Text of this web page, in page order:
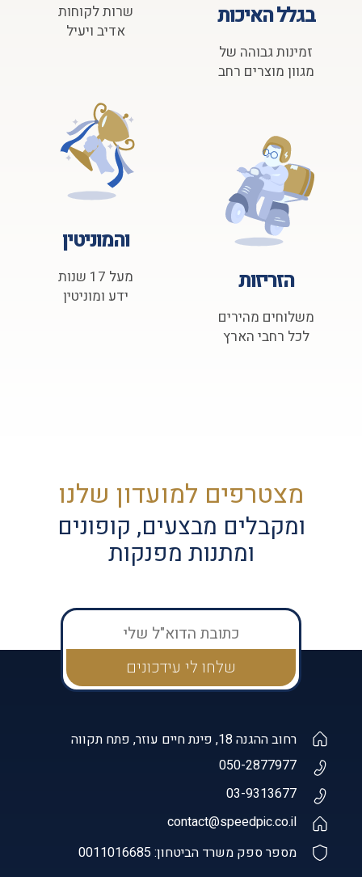
בגלל האיכות
זמינות גבוהה של
מגוון מוצרים רחב
שרות לקוחות
אדיב ויעיל
הזריזות
משלוחים מהירים
לכל רחבי הארץ
והמוניטין
מעל 17 שנות
ידע ומוניטין
מצטרפים למועדון שלנו
ומקבלים מבצעים, קופונים
ומתנות מפנקות
רחוב ההגנה 18, פינת חיים עוזר, פתח תקווה
050-2877977
03-9313677
contact@speedpic.co.il
מספר ספק משרד הביטחון: 0011016685